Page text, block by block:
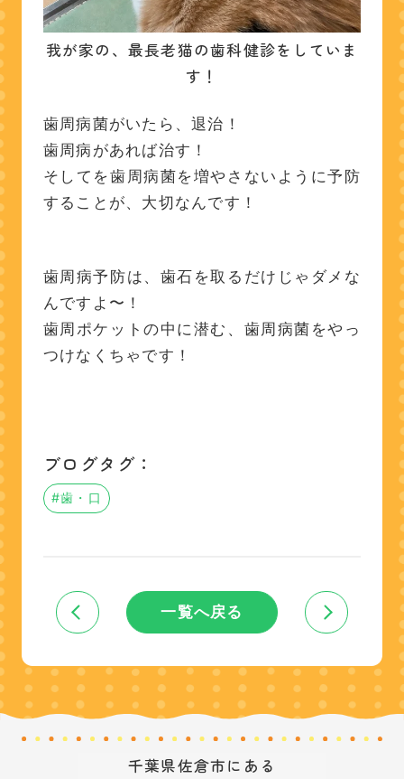
我が家の、最長老猫の歯科健診をしていま
す！
歯周病菌がいたら、退治！
歯周病があれば治す！
そしてを歯周病菌を増やさないように予防
することが、大切なんです！
歯周病予防は、歯石を取るだけじゃダメな
んですよ〜！
歯周ポケットの中に潜む、歯周病菌をやっ
つけなくちゃです！
ブログタグ：
#歯・口
一覧へ戻る
千葉県佐倉市にある